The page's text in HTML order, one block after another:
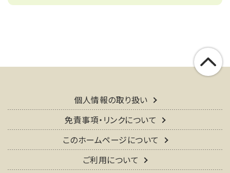
個人情報の取り扱い
免責事項・リンクについて
このホームページについて
ご利用について